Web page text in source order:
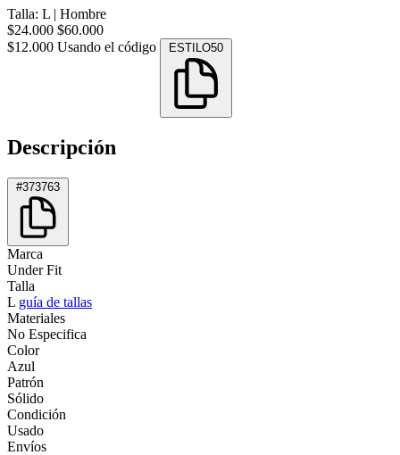
Talla: L | Hombre
$24.000 $60.000
$12.000 Usando el código ESTILO50
Descripción
#373763
Marca
Under Fit
Talla
L guía de tallas
Materiales
No Especifica
Color
Azul
Patrón
Sólido
Condición
Usado
Envíos